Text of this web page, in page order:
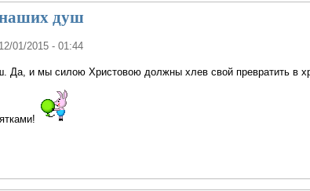
наших душ
01/2015 - 01:44
Да, и мы силою Христовою должны хлев свой превратить в